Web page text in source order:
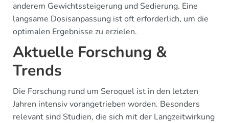
anderem Gewichtssteigerung und Sedierung. Eine
langsame Dosisanpassung ist oft erforderlich, um die
optimalen Ergebnisse zu erzielen.
Aktuelle Forschung &
Trends
Die Forschung rund um Seroquel ist in den letzten
Jahren intensiv vorangetrieben worden. Besonders
relevant sind Studien, die sich mit der Langzeitwirkung